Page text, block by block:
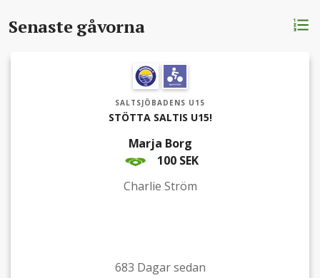
Senaste gåvorna
SALTSJÖBADENS U15
STÖTTA SALTIS U15!
Marja Borg
100 SEK
Charlie Ström
683 Dagar sedan